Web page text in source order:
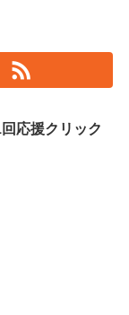
応援クリック